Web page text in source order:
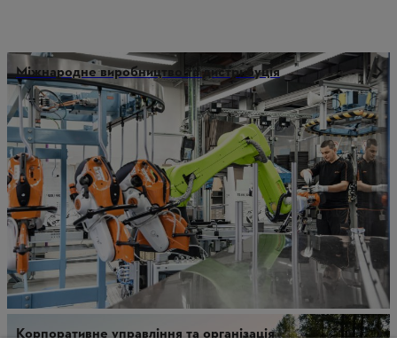
Міжнародне виробництво та дистрибуція
Корпоративне управління та організація